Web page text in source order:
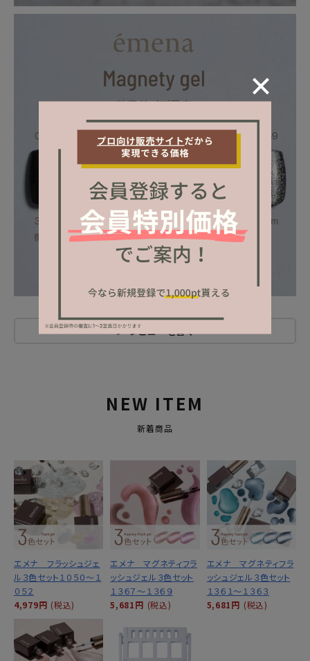
レビューを書く
NEW ITEM
新着商品
エメナ フラッシュジェ
ル３色セット１０５０～１
０５２
4,979円 (税込)
エメナ マグネティフラ
ッシュジェル３色セット
１３６７～１３６９
5,681円 (税込)
エメナ マグネティフラ
ッシュジェル３色セット
１３６１～１３６３
5,681円 (税込)